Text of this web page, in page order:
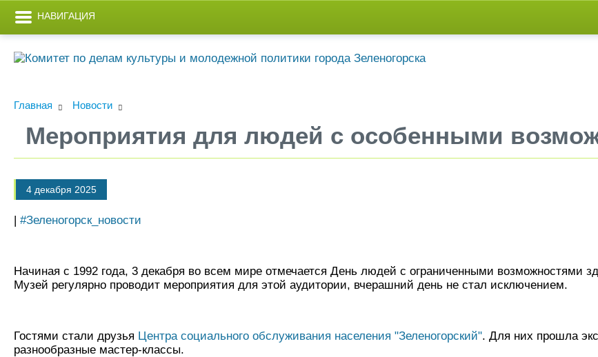
НАВИГАЦИЯ
Главная Новости
Мероприятия для людей с особенными
4 декабря 2025
| #Зеленогорск_новости
Начиная с 1992 года, 3 декабря во всем мире отмечается День людей с ограниченными возможностями
Музей регулярно проводит мероприятия для этой аудитории, вчерашний день не стал исключением.
Гостями стали друзья Центра социального обслуживания населения "Зеленогорский". Для них прошла
разнообразные мастер-классы.